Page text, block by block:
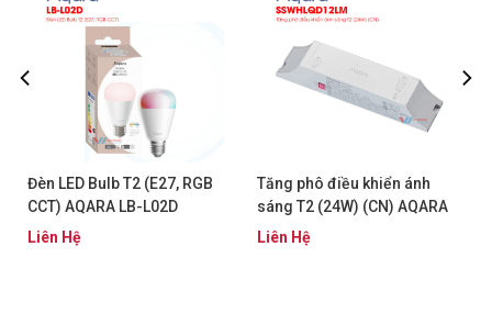
Đèn LED Bulb T2 (E27, RGB
CCT) AQARA LB-L02D
Liên Hệ
Tăng phô điều khiển ánh
sáng T2 (24W) (CN) AQARA
SSWHLQD12LM
Liên Hệ